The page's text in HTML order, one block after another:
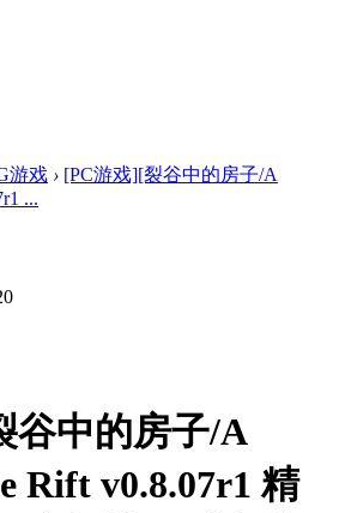
游戏 › [PC游戏][裂谷中的房子/A
...
谷中的房子/A
Rift v0.8.07r1 精